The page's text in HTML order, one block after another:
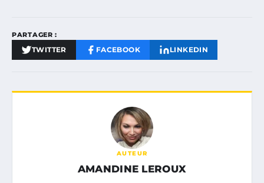
PARTAGER :
TWITTER FACEBOOK LINKEDIN
AUTEUR
AMANDINE LEROUX